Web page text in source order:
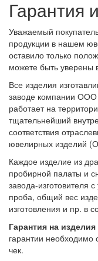
Гарантия
Уважаемый
продукции в нашем
оставило только
можете быть уверены
Все изделия
заводе компании
работает на
тщательнейший
соответствия
ювелирных изделий
Каждое изделие из
пробирной палаты и
завода-изготовителя
проба, общий вес
изготовления и пр. в
Гарантия на
гарантии необходимо
чек.